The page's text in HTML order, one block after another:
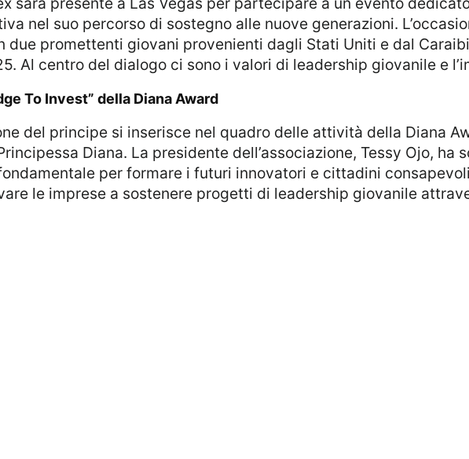
nel suo percorso di sostegno alle nuove generazioni.
due promettenti giovani provenienti dagli Stati Uniti e dal
Al centro del dialogo ci sono i valori di leadership giovanile e
To Invest” della Diana Award
Diana. La presidente dell’associazione, Tessy Ojo,
per formare i futuri innovatori e cittadini
le imprese a sostenere progetti di leadership giovanile